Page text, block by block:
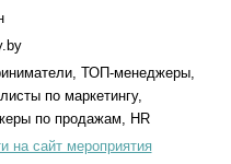
ТОП-менеджеры,
по маркетингу,
по продажам, HR
на сайт мероприятия